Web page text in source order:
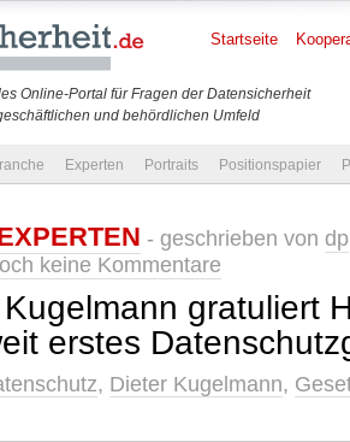
Online-Portal für Fragen der Datensicherheit
und behördlichen Umfeld
Startseite
Experten Portraits Positionspapier
- geschrieben von dp
keine Kommentare
gratuliert
erstes
, Dieter Kugelmann,